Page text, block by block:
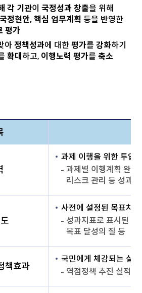
규제합리화(선택안됨)
정부혁신
정책소통(선택안됨)
각 기관이 국정성과 창출을 위해
정현안, 핵심 업무계획 등을 반영한
평가
아정책성과에 대한평가를 강화하기
확대하고, 이행노력 평가를 축소
과제 이행을 위한 투입
과제별 이행계획 완수
리스크 관리 등 성과
사전에 설정된 목표치
성과지표로 표시된 목
목표 달성의 질 등
책효과
국민에게 체감되는 실
역점정책 추진 실적에